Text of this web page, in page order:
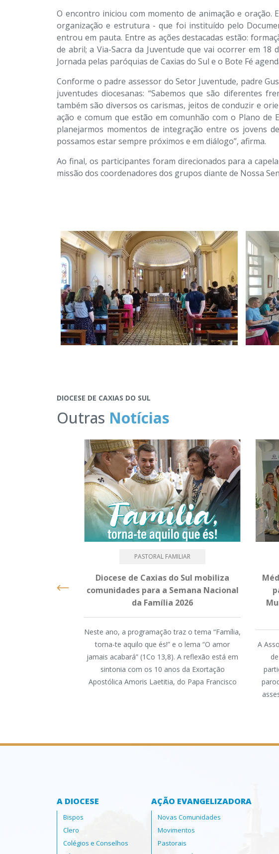
O encontro iniciou com momento de animação e oração.
organização e estrutura - que foi instituído pelo
entrou em pauta. Entre as ações destacadas estão:
de abril; a Via-Sacra da Juventude que vai ocorrer em 18
Jornada pelas paróquias de Caxias do Sul e o Bote Fé
Conforme o padre assessor do Setor Juventude, padre
juventudes diocesanas: “Sabemos que são diferentes
também são diversos os carismas, jeitos de conduzir e
ação e comum que estão em comunhão com o Plano de
planejarmos momentos de integração entre os jovens
possamos estar sempre próximos e em diálogo”, afirma.
Ao final, os participantes foram direcionados para a
missão dos coordenadores dos grupos diante de Nossa
DIOCESE DE CAXIAS DO SUL
Outras Notícias
PASTORAL FAMILIAR
Diocese de Caxias do Sul mobiliza
comunidades para a Semana Nacional
da Família 2026
Neste ano, a programação traz o tema “Família,
torna-te aquilo que és!” e o lema “O amor
jamais acabará” (1Co 13,8). A reflexão está em
sintonia com os 10 anos da Exortação
Apostólica Amoris Laetitia, do Papa Francisco
A
A DIOCESE
Bispos
Clero
Colégios e Conselhos
AÇÃO EVANGELIZADORA
Novas Comunidades
Movimentos
Pastorais